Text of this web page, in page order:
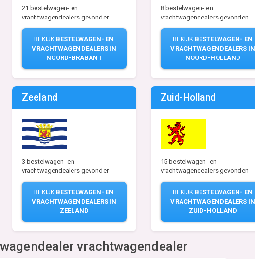
21 bestelwagen- en
vrachtwagendealers gevonden
BEKIJK BESTELWAGEN- EN
VRACHTWAGENDEALERS IN
NOORD-BRABANT
8 bestelwagen- en
vrachtwagendealers gevonden
BEKIJK BESTELWAGEN- EN
VRACHTWAGENDEALERS IN
NOORD-HOLLAND
Zeeland
3 bestelwagen- en
vrachtwagendealers gevonden
BEKIJK BESTELWAGEN- EN
VRACHTWAGENDEALERS IN
ZEELAND
Zuid-Holland
15 bestelwagen- en
vrachtwagendealers gevonden
BEKIJK BESTELWAGEN- EN
VRACHTWAGENDEALERS IN
ZUID-HOLLAND
vrachtwagendealer